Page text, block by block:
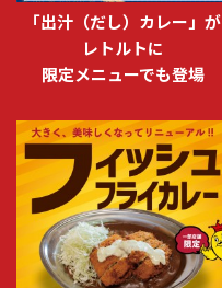
「出汁（だし）カレー」が
レトルトに
限定メニューでも登場